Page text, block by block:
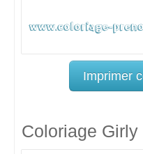
Imprimer
Coloriage Girly